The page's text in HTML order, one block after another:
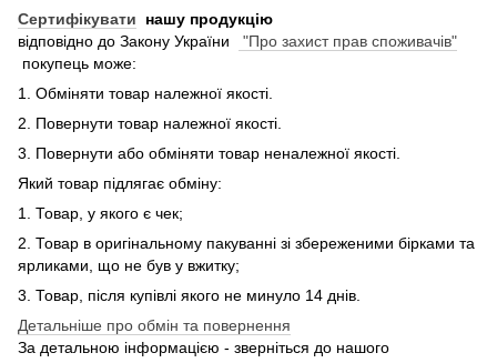
Сертифікувати нашу продукцію
відповідно до Закону України
"Про захист прав споживачів"
покупець може:
1. Обміняти товар належної якості.
2. Повернути товар належної якості.
3. Повернути або обміняти товар неналежної якості.
Який товар підлягає обміну:
1. Товар, у якого є чек;
2. Товар в оригінальному пакуванні зі збереженими бірками та
ярликами, що не був у вжитку;
3. Товар, після купівлі якого не минуло 14 днів.
Детальніше про обмін та повернення
За детальною інформацією - зверніться до нашого